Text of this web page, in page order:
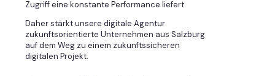
Zugriff eine konstante Performance liefert.
Daher stärkt unsere digitale Agentur
zukunftsorientierte Unternehmen aus Salzburg
auf dem Weg zu einem zukunftssicheren
digitalen Projekt.